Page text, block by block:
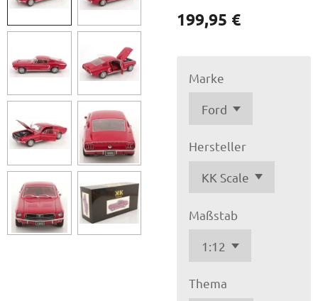
199,95 €
Marke
Hersteller
Maßstab
Thema